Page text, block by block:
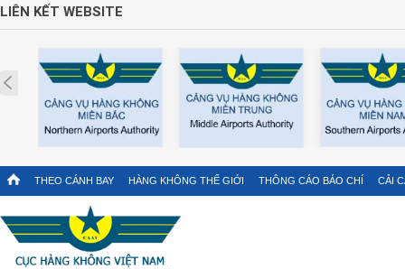
LIÊN KẾT WEBSITE
Prev
THEO CÁNH BAY HÀNG KHÔNG THẾ GIỚI THÔNG CÁO BÁO CHÍ CẢI